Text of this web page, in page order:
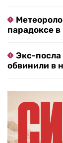
парадоксе
Экс-
обвинили в